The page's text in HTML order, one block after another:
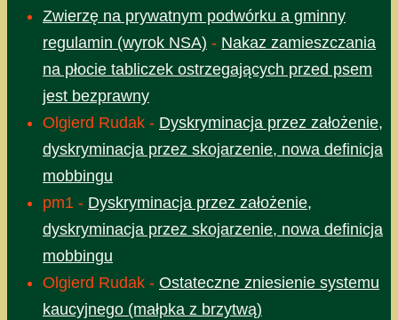
Zwierzę na prywatnym podwórku a gminny
regulamin (wyrok NSA) - Nakaz zamieszczania
na płocie tabliczek ostrzegających przed psem
jest bezprawny
Olgierd Rudak - Dyskryminacja przez założenie,
dyskryminacja przez skojarzenie, nowa definicja
mobbingu
pm1 - Dyskryminacja przez założenie,
dyskryminacja przez skojarzenie, nowa definicja
mobbingu
Olgierd Rudak - Ostateczne zniesienie systemu
kaucyjnego (małpka z brzytwą)